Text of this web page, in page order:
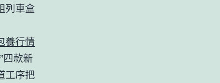
列車盒
養行情
四款新
工序把